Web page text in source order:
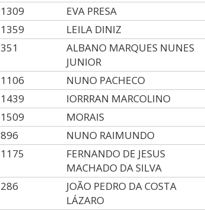
1309 EVA PRESA
1359 LEILA DINIZ
351
ALBANO MARQUES NUNES
JUNIOR
1106 NUNO PACHECO
1439 IORRRAN MARCOLINO
1509 MORAIS
896 NUNO RAIMUNDO
1175
FERNANDO DE JESUS
MACHADO DA SILVA
286
JOÃO PEDRO DA COSTA
LÁZARO